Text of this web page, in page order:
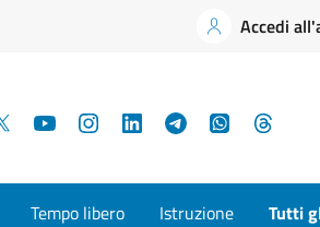
Accedi
YouTubeInstagramLinkedInTelegramWhatsApp
Tempo libero Istruzione Tutti